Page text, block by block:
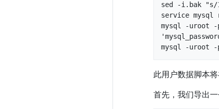
sed -i.bak "s/
service
mysql -uroot -
mysql -uroot -
此用户数据脚本
首先，我们导出